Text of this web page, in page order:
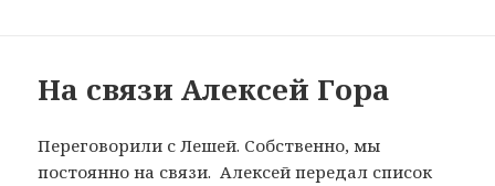
На связи Алексей Гора
Переговорили с Лешей. Собственно, мы
постоянно на связи. Алексей передал список